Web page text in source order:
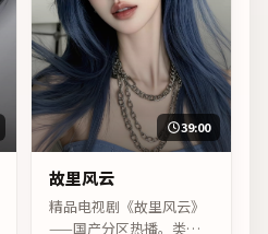
39:00
故里风云
精品电视剧《故里风云》
——国产分区热播。类